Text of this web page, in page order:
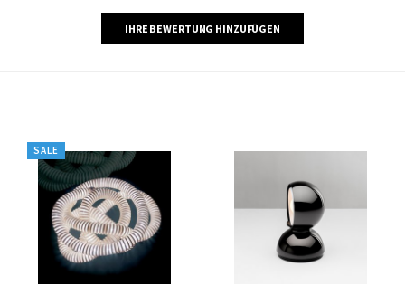
IHRE BEWERTUNG HINZUFÜGEN
SALE